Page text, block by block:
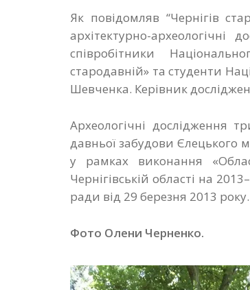
Як повідомляв “Чернігів
архітектурно-археологічні
співробітники
стародавній» та студенти
Шевченка. Керівник
Археологічні дослідження
давньої забудови Єлецького
у рамках виконання
Чернігівській області на
ради від 29 березня 2013 року.
Фото Олени Черненко.